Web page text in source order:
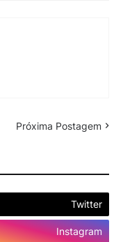
Próxima Postagem
Twitter
Instagram